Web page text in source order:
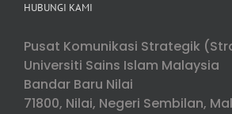
HUBUNGI KAMI
Pusat Komunikasi Strategik
Universiti Sains Islam Malaysia
Bandar Baru Nilai
71800, Nilai, Negeri Sembilan,